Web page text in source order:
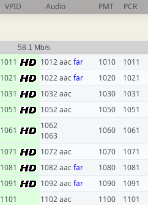
VPID Audio PMT PCR
58.1 Mb/s
1011 1012 aacfar 1010 1011
1021 1022 aacfar 1020 1021
1031 1032 aac 1030 1031
1051 1052 aac 1050 1051
1061
1062
1063
1060 1061
1071 1072 aac 1070 1071
1081 1082 aacfar 1080 1081
1091 1092 aacfar 1090 1091
1101 1102 aac 1100 1101